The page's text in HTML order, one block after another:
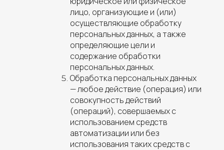
лицо, организующие и (или)
осуществляющие обработку
персональных данных, а также
определяющие цели и
содержание обработки
персональных данных.
Обработка персональных данных
—любое действие (операция) или
совокупность действий
(операций), совершаемых с
использованием средств
автоматизации или без
использования таких средств с